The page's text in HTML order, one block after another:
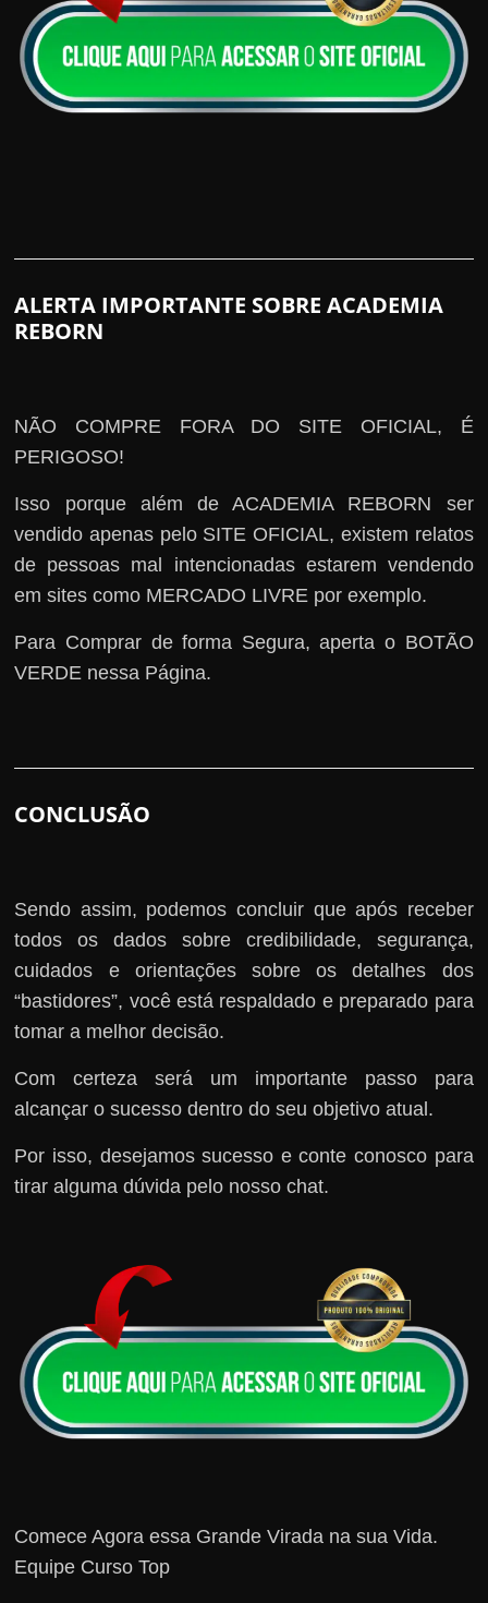
ALERTA IMPORTANTE SOBRE ACADEMIA
REBORN
NÃO COMPRE FORA DO SITE OFICIAL, É
PERIGOSO!
Isso porque além de ACADEMIA REBORN ser
vendido apenas pelo SITE OFICIAL, existem relatos
de pessoas mal intencionadas estarem vendendo
em sites como MERCADO LIVRE por exemplo.
Para Comprar de forma Segura, aperta o BOTÃO
VERDE nessa Página.
CONCLUSÃO
Sendo assim, podemos concluir que após receber
todos os dados sobre credibilidade, segurança,
cuidados e orientações sobre os detalhes dos
“bastidores”, você está respaldado e preparado para
tomar a melhor decisão.
Com certeza será um importante passo para
alcançar o sucesso dentro do seu objetivo atual.
Por isso, desejamos sucesso e conte conosco para
tirar alguma dúvida pelo nosso chat.
Comece Agora essa Grande Virada na sua Vida.
Equipe Curso Top